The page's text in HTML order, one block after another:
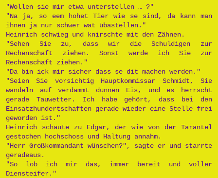
"Wollen sie mir etwa unterstellen … ?"
"Na ja, so eem hohet Tier wie se sind, da kann man
ihnen ja nur schwer wat übastellen."
Heinrich schwieg und knirschte mit den Zähnen.
"Sehen Sie zu, dass wir die Schuldigen zur
Rechenschaft ziehen. Sonst werde ich Sie zur
Rechenschaft ziehen."
"Da bin ick mir sicher dass se dit machen werden."
"Seien Sie vorsichtig Hauptkommissar Schmidt, Sie
wandeln auf verdammt dünnen Eis, und es herrscht
gerade Tauwetter. Ich habe gehört, dass bei den
Einsatzhundertschaften gerade wieder eine Stelle frei
geworden ist."
Heinrich schaute zu Edgar, der wie von der Tarantel
gestochen hochschoss und Haltung annahm.
"Herr Großkommandant wünschen?", sagte er und starrte
geradeaus.
"So lob ich mir das, immer bereit und voller
Diensteifer."